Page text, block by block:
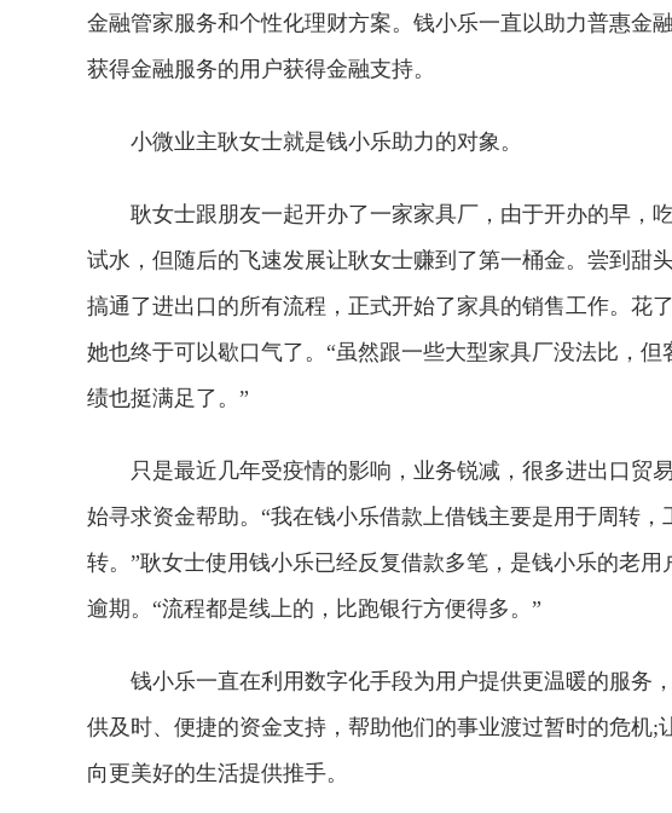
金融管家服务和个性化理财方案。钱小乐一直以助力普惠金
获得金融服务的用户获得金融支持。
小微业主耿女士就是钱小乐助力的对象。
耿女士跟朋友一起开办了一家家具厂，由于开办的早，
试水，但随后的飞速发展让耿女士赚到了第一桶金。尝到甜
搞通了进出口的所有流程，正式开始了家具的销售工作。花
她也终于可以歇口气了。“虽然跟一些大型家具厂没法比，
绩也挺满足了。”
只是最近几年受疫情的影响，业务锐减，很多进出口贸
始寻求资金帮助。“我在钱小乐借款上借钱主要是用于周转
转。”耿女士使用钱小乐已经反复借款多笔，是钱小乐的老
逾期。“流程都是线上的，比跑银行方便得多。”
钱小乐一直在利用数字化手段为用户提供更温暖的服务
供及时、便捷的资金支持，帮助他们的事业渡过暂时的危机;
向更美好的生活提供推手。